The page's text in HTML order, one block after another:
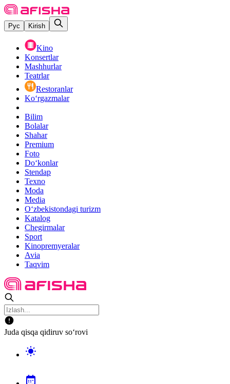
Рус Kirish
Kino
Konsertlar
Mashhurlar
Teatrlar
Restoranlar
Ko‘rgazmalar
Bilim
Bolalar
Shahar
Premium
Foto
Do‘konlar
Stendap
Texno
Moda
Media
O‘zbekistondagi turizm
Katalog
Chegirmalar
Sport
Kinopremyeralar
Avia
Taqvim
Juda qisqa qidiruv so‘rovi